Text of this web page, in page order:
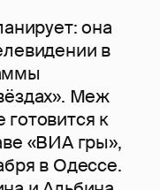
она
в
Меж
к
«ВИА гры»,
в Одессе.